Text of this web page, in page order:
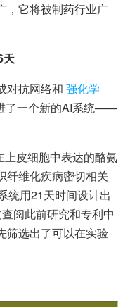
，它将被制药行业广
天
对抗网络和 强化学
了一个新的AI系统——
皮细胞中表达的酪氨
纤维化疾病密切相关
统用21天时间设计出
阅此前研究和专利中
筛选出了可以在实验